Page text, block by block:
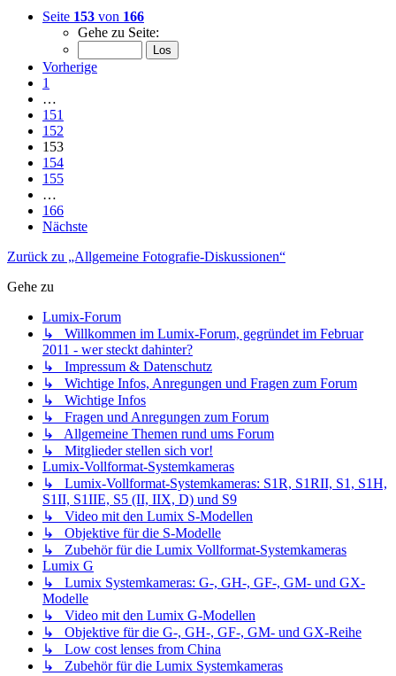
Seite 153 von 166
Gehe zu Seite:
Vorherige
1
…
151
152
153
154
155
…
166
Nächste
Zurück zu „Allgemeine Fotografie-Diskussionen“
Gehe zu
Lumix-Forum
↳ Willkommen im Lumix-Forum, gegründet im Februar
2011 - wer steckt dahinter?
↳ Impressum & Datenschutz
↳ Wichtige Infos, Anregungen und Fragen zum Forum
↳ Wichtige Infos
↳ Fragen und Anregungen zum Forum
↳ Allgemeine Themen rund ums Forum
↳ Mitglieder stellen sich vor!
Lumix-Vollformat-Systemkameras
↳ Lumix-Vollformat-Systemkameras: S1R, S1RII, S1, S1H,
S1II, S1IIE, S5 (II, IIX, D) und S9
↳ Video mit den Lumix S-Modellen
↳ Objektive für die S-Modelle
↳ Zubehör für die Lumix Vollformat-Systemkameras
Lumix G
↳ Lumix Systemkameras: G-, GH-, GF-, GM- und GX-
Modelle
↳ Video mit den Lumix G-Modellen
↳ Objektive für die G-, GH-, GF-, GM- und GX-Reihe
↳ Low cost lenses from China
↳ Zubehör für die Lumix Systemkameras